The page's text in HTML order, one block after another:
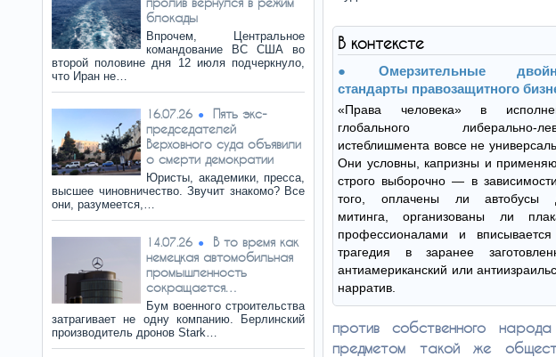
блокады
Впрочем, Центральное
командование ВС США во
второй половине дня 12 июля подчеркнуло,
что Иран не…
16.07.26
Пять экс-
председателей
Верховного суда объявили
о смерти демократии
Юристы, академики, пресса,
высшее чиновничество. Звучит знакомо? Все
они, разумеется,…
14.07.26
В то время как
немецкая автомобильная
промышленность
сокращается…
Бум военного строительства
затрагивает не одну компанию. Берлинский
производитель дронов Stark…
В контексте
Омерзительные
стандарты правозащитного
«Права человека» в
глобального либерально-
истеблишмента вовсе не
Они условны, капризны и
строго выборочно — в
того, оплачены ли автобусы
митинга, организованы ли
профессионалами и
трагедия в заранее
антиамериканский или
нарратив.
против собственного
предметом такой же